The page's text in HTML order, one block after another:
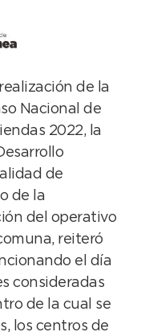
de la
Nacional de
2022, la
de
de la
del operativo
reiteró
el día
consideradas
de la cual se
los centros de